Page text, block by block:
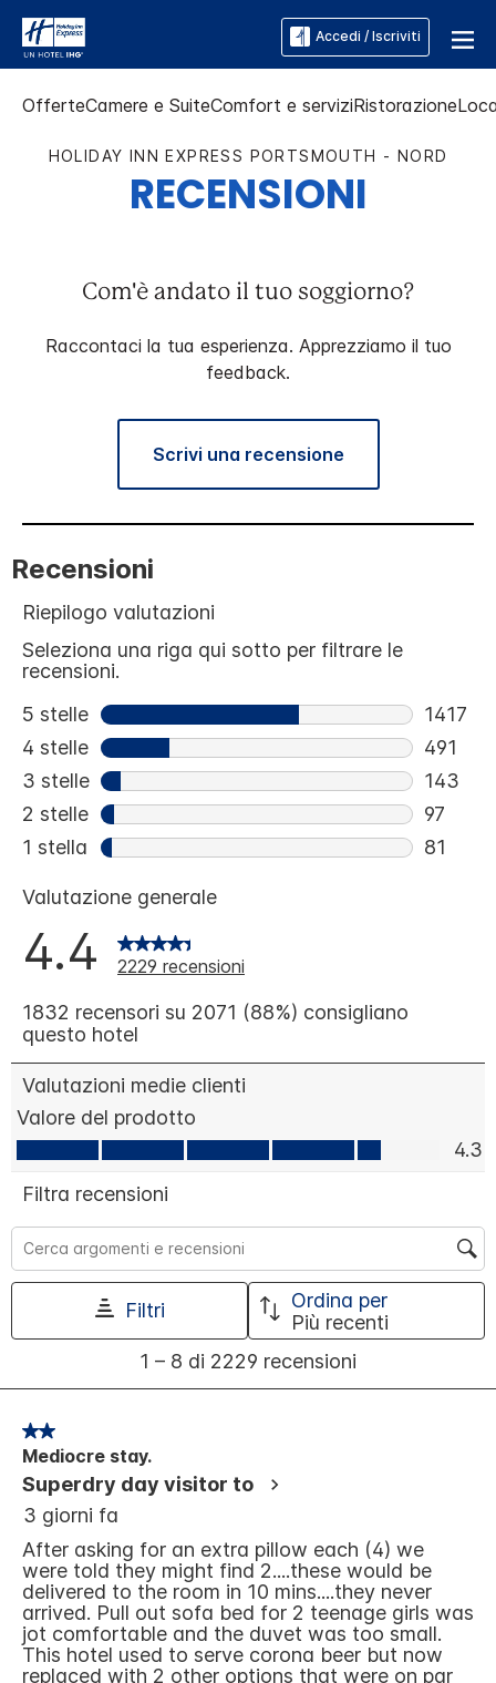
Accedi / Iscriviti
OfferteCamere e SuiteComfort e serviziRistorazione
HOLIDAY INN EXPRESS PORTSMOUTH - NORD
RECENSIONI
Com'è andato il tuo soggiorno?
Raccontaci la tua esperienza. Apprezziamo il tuo
feedback.
Scrivi una recensione